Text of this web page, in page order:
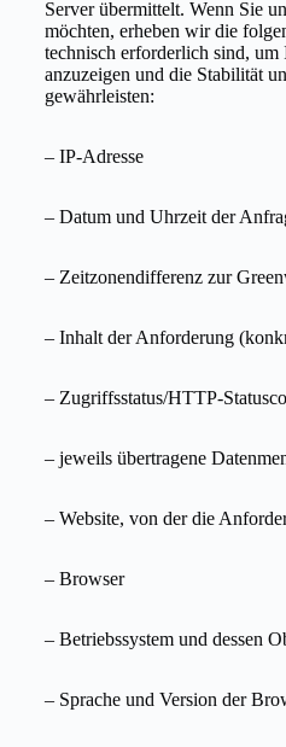
Server übermittelt. Wenn Sie
möchten, erheben wir die
technisch erforderlich sind, um
anzuzeigen und die Stabilität
gewährleisten:
– IP-Adresse
– Datum und Uhrzeit der
– Zeitzonendifferenz zur
– Inhalt der Anforderung
– Zugriffsstatus/HTTP-
– jeweils übertragene
– Website, von der die
– Browser
– Betriebssystem und dessen
– Sprache und Version der